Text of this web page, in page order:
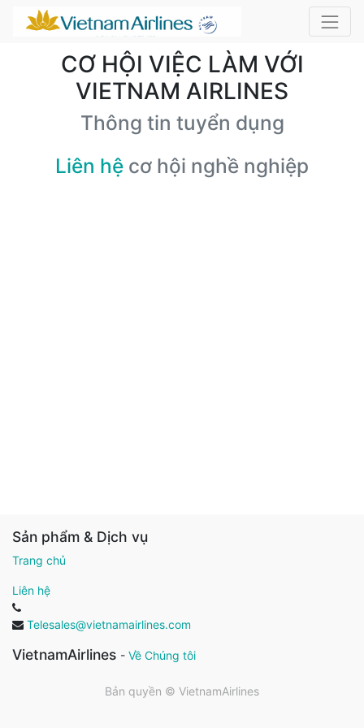
CƠ HỘI VIỆC LÀM VỚI
VIETNAM AIRLINES
Thông tin tuyển dụng
Liên hệ cơ hội nghề nghiệp
Sản phẩm & Dịch vụ
Trang chủ
Liên hệ
Telesales@vietnamairlines.com
VietnamAirlines - Về Chúng tôi
Bản quyền © VietnamAirlines